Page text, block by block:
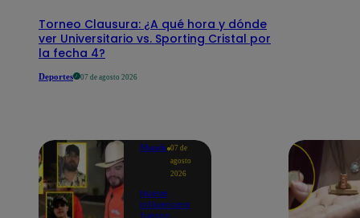
Torneo Clausura: ¿A qué hora y dónde
ver Universitario vs. Sporting Cristal por
la fecha 4?
Deportes 07 de agosto 2026
Mundo 07 de
agosto
2026
Nueve
influencers